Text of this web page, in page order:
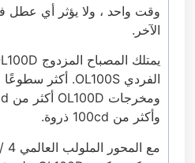
وقت واحد ، ولا يؤثر أي عطل
الآخر.
وأكثر من 100cd ذروة.